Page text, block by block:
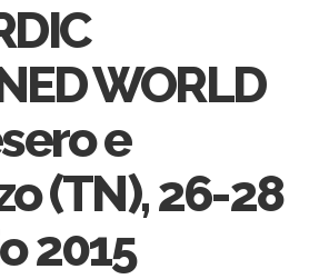
WORLD
e
(TN), 26-28
2015